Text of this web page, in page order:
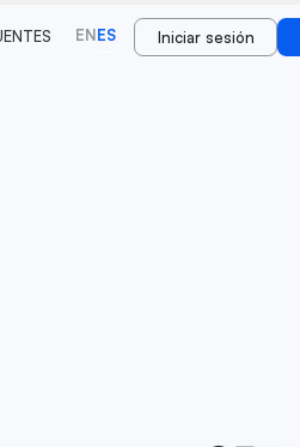
ENES Iniciar sesión